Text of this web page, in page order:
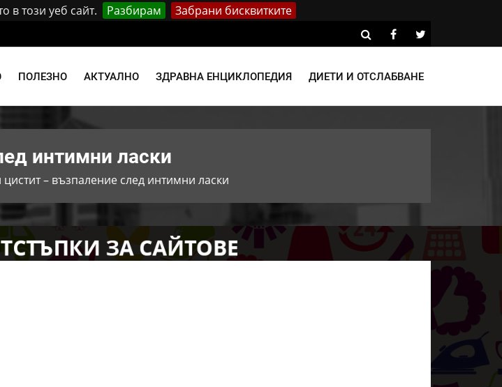
в този уеб сайт. Разбирам Забрани бисквитките
ПОЛЕЗНО АКТУАЛНО ЗДРАВНА ЕНЦИКЛОПЕДИЯ ДИЕТИ И ОТСЛАБВАНЕ
интимни ласки
цистит – възпаление след интимни ласки